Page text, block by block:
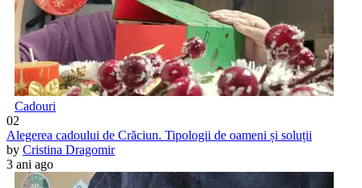
Cadouri
02
Alegerea cadoului de Crăciun. Tipologii de oameni și soluții
by Cristina Dragomir
3 ani ago